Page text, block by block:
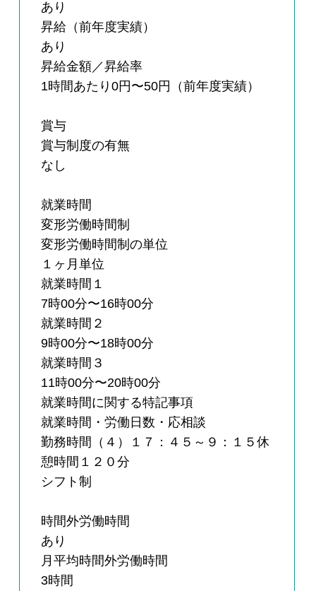
あり
昇給（前年度実績）
あり
昇給金額／昇給率
1時間あたり0円〜50円（前年度実績）
賞与
賞与制度の有無
なし
就業時間
変形労働時間制
変形労働時間制の単位
１ヶ月単位
就業時間１
7時00分〜16時00分
就業時間２
9時00分〜18時00分
就業時間３
11時00分〜20時00分
就業時間に関する特記事項
就業時間・労働日数・応相談
勤務時間（４）１７：４５～９：１５休
憩時間１２０分
シフト制
時間外労働時間
あり
月平均時間外労働時間
3時間